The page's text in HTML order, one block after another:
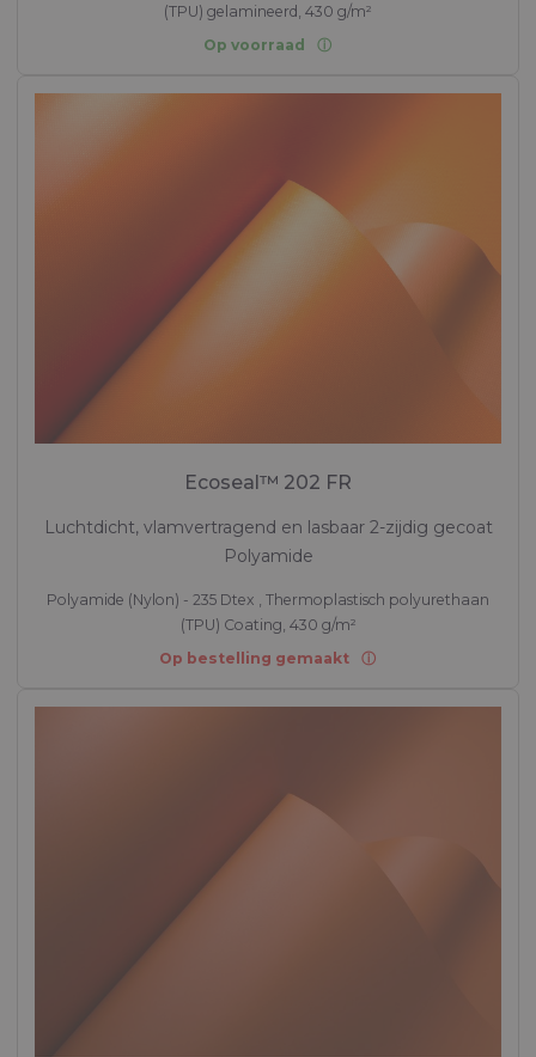
(TPU) gelamineerd, 430 g/m²
Op voorraad
Ecoseal™ 202 FR
Luchtdicht, vlamvertragend en lasbaar 2-zijdig gecoat
Polyamide
Polyamide (Nylon) - 235 Dtex , Thermoplastisch polyurethaan
(TPU) Coating, 430 g/m²
Op bestelling gemaakt